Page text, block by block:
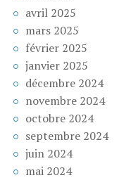
avril 2025
mars 2025
février 2025
janvier 2025
décembre 2024
novembre 2024
octobre 2024
septembre 2024
juin 2024
mai 2024